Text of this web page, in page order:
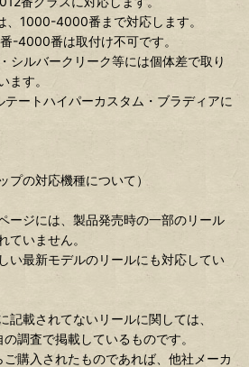
、1000-4000番まで対応します。
-4000番は取付け不可です。
シルバークリーク等には個体差で取り
ます。
ートハイパーカスタム・ブラディアに
プの対応機種について）
ージには、製品発売時の一部のリール
ていません。
い最新モデルのリールにも対応してい
記載されてないリールに関しては、
調査で掲載しているものです。
ご購入されたものであれば、他社メーカ